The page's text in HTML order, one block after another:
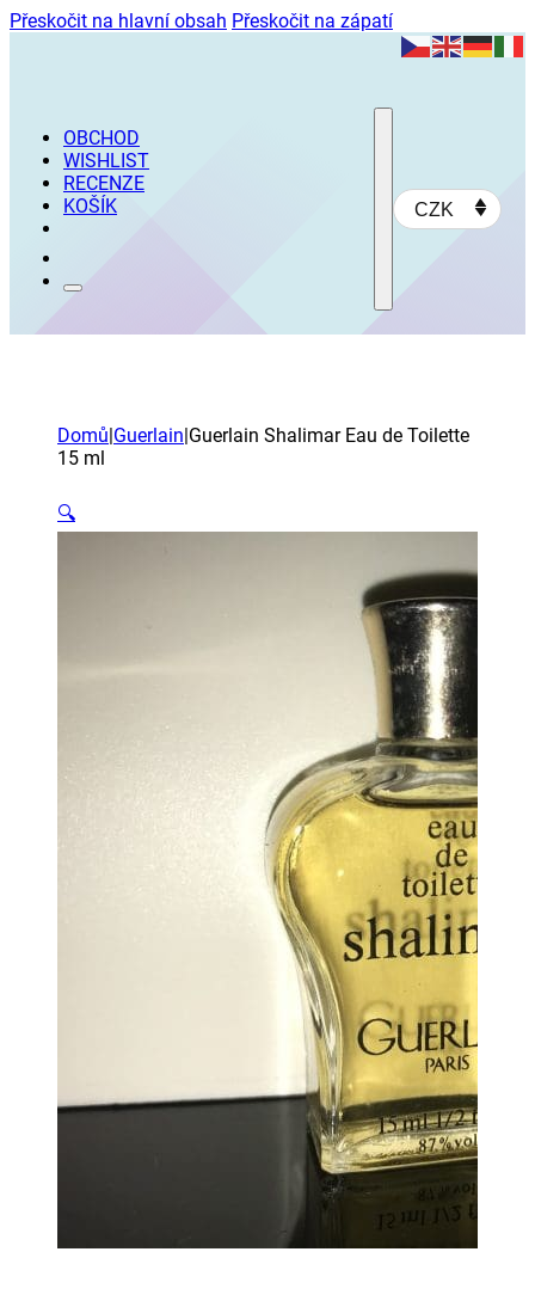
Přeskočit na hlavní obsah Přeskočit na zápatí
OBCHOD
WISHLIST
RECENZE
KOŠÍK
CZK
Domů|Guerlain|Guerlain Shalimar Eau de Toilette
15 ml
🔍